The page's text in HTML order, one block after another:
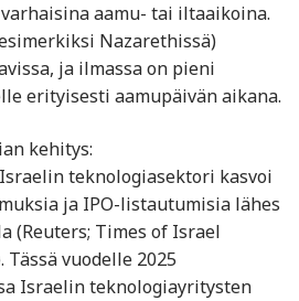
aamu- tai ilta­aikoina.
Nazarethissä)
ja ilmassa on pieni
erityisesti aamupäivän aikana.
kehitys:
teknologiasektori kasvoi
ja IPO-listautumisia lähes
(Reuters; Times of Israel
vuodelle 2025
Israelin teknologiayritysten